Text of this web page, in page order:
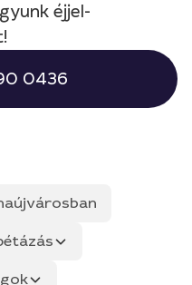
éjjel-
0436